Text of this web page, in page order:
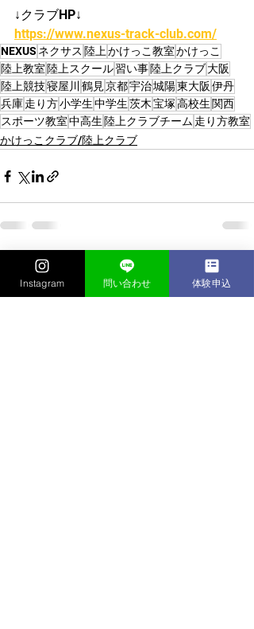
↓クラブHP↓
https://www.nexus-track-club.com/
NEXUS ネクサス 陸上かけっこ教室かけっこ
陸上教室 陸上スクール習い事陸上クラブ大阪
陸上競技寝屋川 鶴見京都宇治城陽東大阪 伊丹
兵庫走り方小学生中学生茨木宝塚高校生 関西
スポーツ教室中高生 陸上クラブチーム 走り方教室
かけっこクラブ/陸上クラブ
最新記事 すべて表示
Instagram 問い合わせ 体験申込